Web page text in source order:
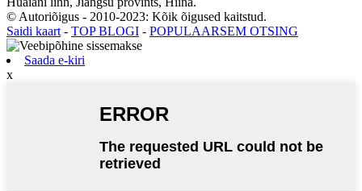
© Autoriõigus - 2010-2023: Kõik õigused kaitstud.
Saidi kaart - TOP BLOGI - POPULAARSEM OTSING
Saada e-kiri
x